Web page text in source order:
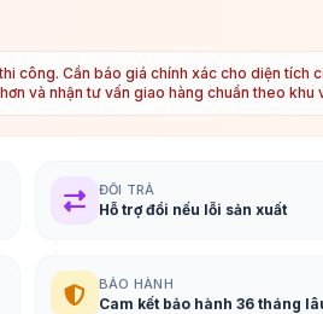
công. Cần báo giá chính xác cho diện tích
và nhận tư vấn giao hàng chuẩn theo khu
ĐỔI TRẢ
Hỗ trợ đổi nếu lỗi sản xuất
BẢO HÀNH
Cam kết bảo hành 36 tháng